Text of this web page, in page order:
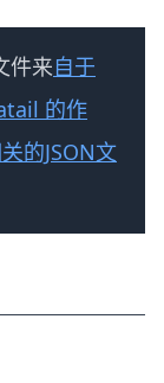
件来自于
的作
的JSON文